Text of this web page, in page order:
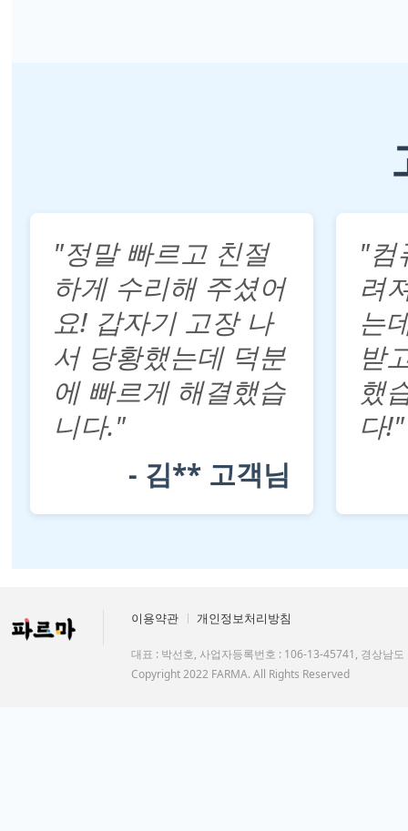
"정말 빠르고 친절
하게 수리해 주셨어
요! 갑자기 고장 나
서 당황했는데 덕분
에 빠르게 해결했습
니다."
- 김** 고객님
"컴
려
는
받
했
다!"
이용약관 개인정보처리방침
대표 : 박선호, 사업자등록번호 : 106-13-45741, 경상남
Copyright 2022 FARMA. All Rights Reserved